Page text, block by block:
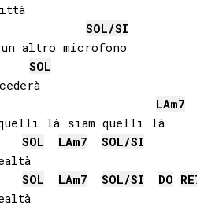
SOL/SI
altro microfono
SOL
LAm7
là siam quelli là
SOL LAm7 SOL/SI
SOL LAm7 SOL/SI DO RE7